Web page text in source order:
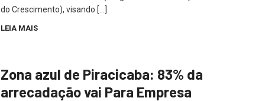
do Crescimento), visando […]
LEIA MAIS
Zona azul de Piracicaba: 83% da
arrecadação vai Para Empresa